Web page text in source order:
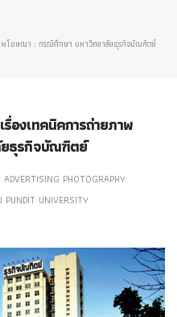
าพโฆษณา : กรณีศึกษา มหาวิทยาลัยธุรกิจบัณฑิตย์
องเทคนิคการถ่ายภาพ
ยธุรกิจบัณฑิตย์
PHOTOGRAPHY
PUNDIT UNIVERSITY